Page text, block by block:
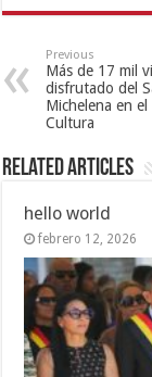
Previous
Más de 17 mil
disfrutado del
Michelena en
Cultura
Related Articles
hello world
febrero 12, 2026